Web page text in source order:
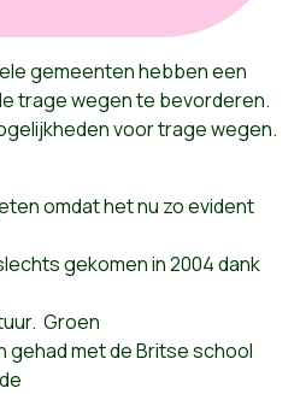
gemeenten hebben een
trage wegen te bevorderen.
voor trage wegen.
omdat het nu zo evident
gekomen in 2004 dank
Groen
met de Britse school